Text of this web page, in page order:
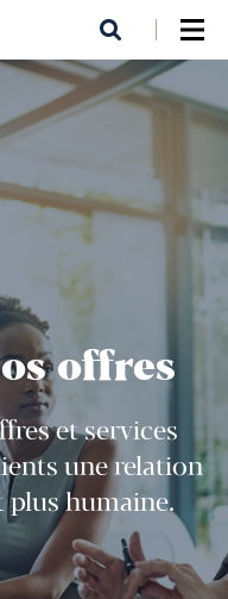
offres
et services
une relation
humaine.